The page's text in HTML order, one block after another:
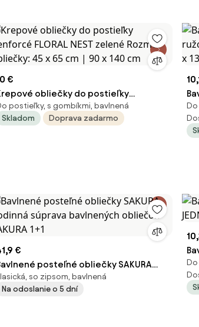
€
obliečky do postieľky
FLORAL NEST zelené Rozmer
45 x 65 cm | 90 x 140 cm
postieľky, s gombíkmi, bavlnená
Skladom
Doprava zadarmo
90
€
posteľné obliečky SAKURA
súprava bavlnených obliečok
SAKURA 1+1
so zipsom, bavlnená
Na odoslanie o 5 dní